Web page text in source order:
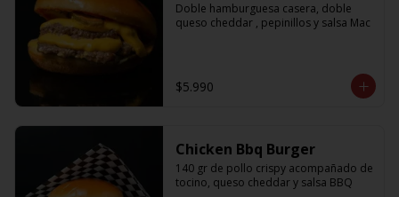
Doble hamburguesa casera, doble
queso cheddar , pepinillos y salsa Mac
$5.990
Chicken Bbq Burger
140 gr de pollo crispy acompañado de
tocino, queso cheddar y salsa BBQ